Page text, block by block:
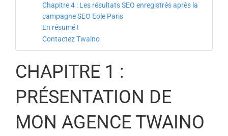
Chapitre 4 : Les résultats SEO enregistrés après la
campagne SEO Eole Paris
En résumé !
Contactez Twaino
CHAPITRE 1 :
PRÉSENTATION DE
MON AGENCE TWAINO